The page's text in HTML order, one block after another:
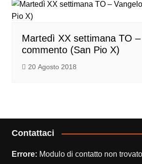
Martedì XX settimana TO
commento (San Pio X)
20 Agosto 2018
Contattaci
Errore: Modulo di contatto non